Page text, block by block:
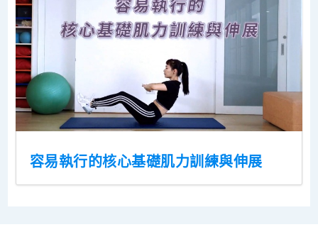
容易執行的核心基礎肌力訓練與伸展